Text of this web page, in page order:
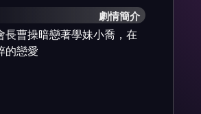
劇情簡介
曹操暗戀著學妹小喬，在
的戀愛